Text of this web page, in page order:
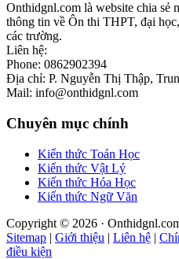
Onthidgnl.com là website chia sẻ
thông tin về Ôn thi THPT, đại
các trường.
Liên hệ:
Phone: 0862902394
Địa chỉ: P. Nguyễn Thị Thập,
Mail: info@onthidgnl.com
Chuyên mục chính
Kiến thức Toán Học
Kiến thức Vật Lý
Kiến thức Hóa Học
Kiến thức Ngữ Văn
Copyright © 2026 ·
Sitemap | Giới thiệu | Liên hệ |
điều kiện